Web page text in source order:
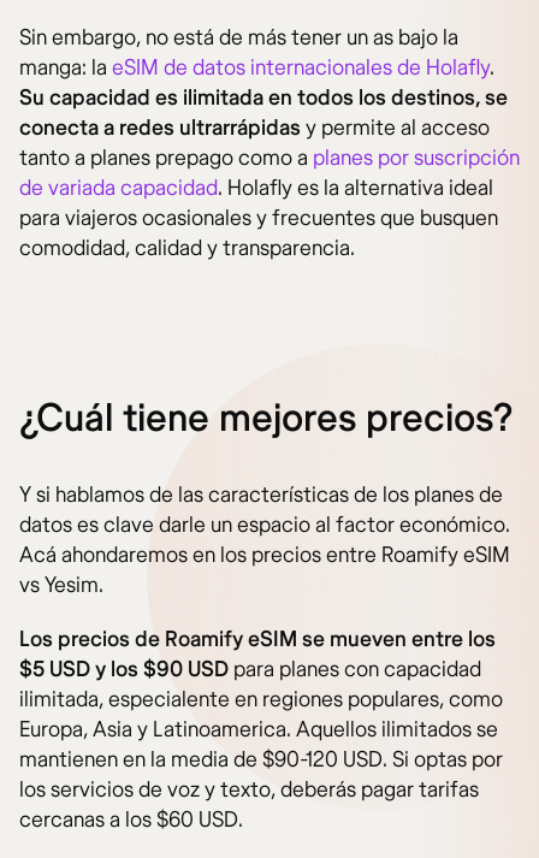
Sin embargo, no está de más tener un as bajo la
manga: la eSIM de datos internacionales de Holafly.
Su capacidad es ilimitada en todos los destinos, se
conecta a redes ultrarrápidasy permite al acceso
tanto a planes prepago como a planes por suscripción
de variada capacidad. Holafly es la alternativa ideal
para viajeros ocasionales y frecuentes que busquen
comodidad, calidad y transparencia.
¿Cuál tiene mejores precios?
Y si hablamos de las características de los planes de
datos es clave darle un espacio al factor económico.
Acá ahondaremos en los precios entre Roamify eSIM
vs Yesim.
Los precios de Roamify eSIM se mueven entre los
$5 USD y los $90 USD para planes con capacidad
ilimitada, especialente en regiones populares, como
Europa, Asia y Latinoamerica. Aquellos ilimitados se
mantienen en la media de $90-120 USD. Si optas por
los servicios de voz y texto, deberás pagar tarifas
cercanas a los $60 USD.